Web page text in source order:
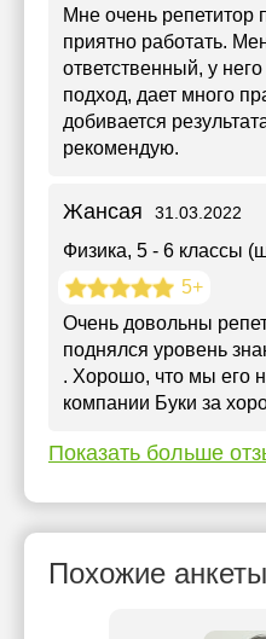
Мне очень репетитор
приятно работать.
ответственный, у
подход, дает много
добивается
рекомендую.
Жансая 31.03.2022
Физика, 5 - 6 классы
5+
Очень довольны
поднялся уровень
. Хорошо, что мы его
компании Буки за
Показать больше
Похожие анкеты